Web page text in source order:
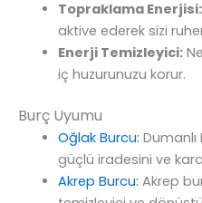
Topraklama Enerjisi:
aktive ederek sizi
Enerji Temizleyici:
iç huzurunuzu korur.
Burç Uyumu
Oğlak Burcu:
güçlü iradesini ve
Akrep Burcu: Akrep